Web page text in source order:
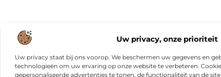
Uw privacy, onze prioriteit
Uw privacy staat bij ons voorop. We beschermen uw gegevens en
technologieën om uw ervaring op onze website te verbeteren.
gepersonaliseerde advertenties te tonen, de functionaliteit van de